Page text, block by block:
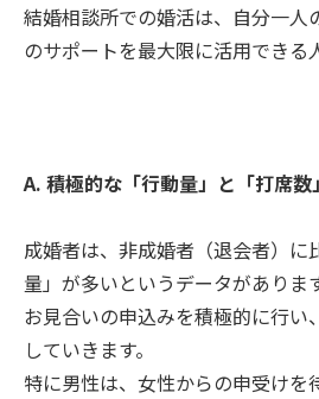
結婚相談所での婚活は、自分一人
のサポートを最大限に活用できる
A. 積極的な「行動量」と「打席数」
成婚者は、非成婚者（退会者）に
量」が多いというデータがあります
お見合いの申込みを積極的に行い
していきます。
特に男性は、女性からの申受けを